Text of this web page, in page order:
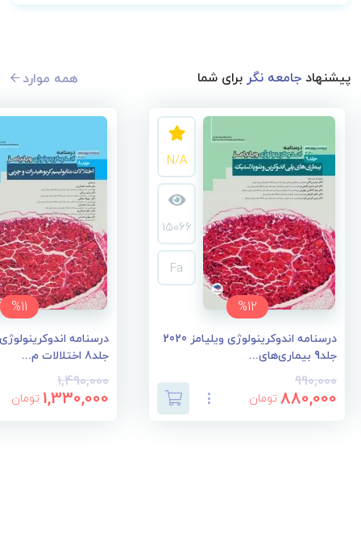
پیشنهادجامعه نگربرای شما همه موارد
%12
N/A
15066
Fa
درسنامه اندوکرینولوژی ویلیامز 2020
جلد9 بیماری‌های...
990,000
880,000 تومان
%11
جلد8 اختلالات م...
1,490,000
1,330,000 تومان